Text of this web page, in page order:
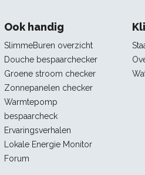
Ook handig
SlimmeBuren overzicht
Douche bespaarchecker
Groene stroom checker
Zonnepanelen checker
Warmtepomp
bespaarcheck
Ervaringsverhalen
Lokale Energie Monitor
Forum